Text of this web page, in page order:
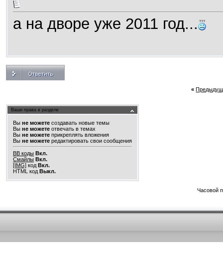
а на дворе уже 2011 год...
«
Ваши права в разделе
Вы не можете создавать новые темы
Вы не можете отвечать в темах
Вы не можете прикреплять вложения
Вы не можете редактировать свои сообщения
BB коды Вкл.
Смайлы Вкл.
[IMG] код Вкл.
HTML код Выкл.
Часовой